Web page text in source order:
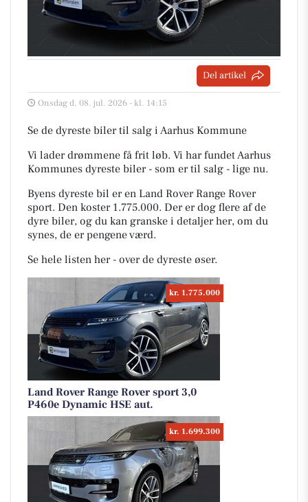
Del artikel
Onsdag d. 08. jul. 2026 - kl. 14:15
Se de dyreste biler til salg i Aarhus Kommune
Vi lader drømmene få frit løb. Vi har fundet Aarhus
Kommunes dyreste biler - som er til salg - lige nu.
Byens dyreste bil er en Land Rover Range Rover
sport. Den koster 1.775.000. Der er dog flere af de
dyre biler, og du kan granske i detaljer her, om du
synes, de er pengene værd.
Se hele listen her - over de dyreste øser.
kr. 1.775.000
Land Rover Range Rover sport 3,0
P460e Dynamic HSE aut.
kr. 1.699.300